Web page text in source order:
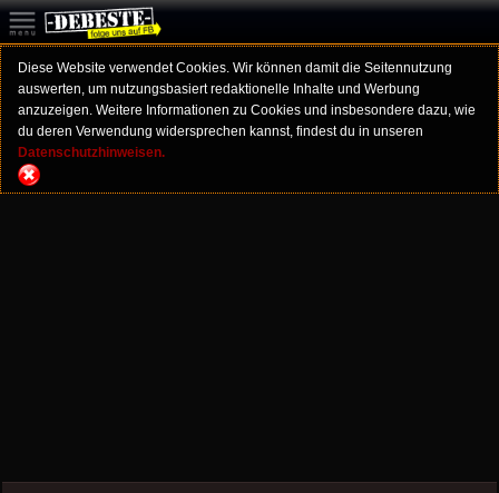
Diese Website verwendet Cookies. Wir können damit die Seitennutzung
auswerten, um nutzungsbasiert redaktionelle Inhalte und Werbung
anzuzeigen. Weitere Informationen zu Cookies und insbesondere dazu, wie
du deren Verwendung widersprechen kannst, findest du in unseren
Datenschutzhinweisen.